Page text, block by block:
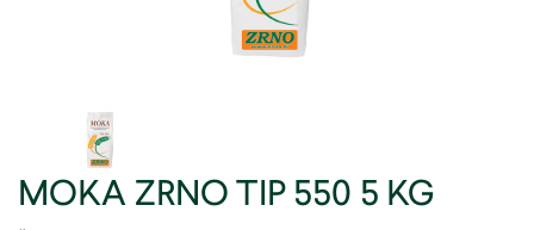
MOKA ZRNO TIP 550 5 KG